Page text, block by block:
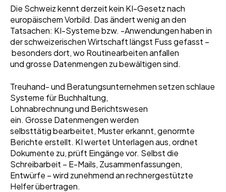
Die Schweiz kennt derzeit kein KI-Gesetz nach
europäischem Vorbild. Das ändert wenig an den
Tatsachen: KI-Systeme bzw. -Anwendungen haben in
der schweizerischen Wirtschaft längst Fuss gefasst –
besonders dort, wo Routinearbeiten anfallen
und grosse Datenmengen zu bewältigen sind.
Treuhand- und Beratungsunternehmen setzen schlaue
Systeme für Buchhaltung,
Lohnabrechnung und Berichtswesen
ein. Grosse Datenmengen werden
selbsttätig bearbeitet, Muster erkannt, genormte
Berichte erstellt. KI wertet Unterlagen aus, ordnet
Dokumente zu, prüft Eingänge vor. Selbst die
Schreibarbeit – E-Mails, Zusammenfassungen,
Entwürfe – wird zunehmend an rechnergestützte
Helfer übertragen.